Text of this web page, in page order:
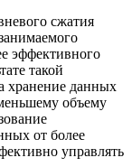
сжатия
эффективного
такой
хранение данных
объему
от более
управлять